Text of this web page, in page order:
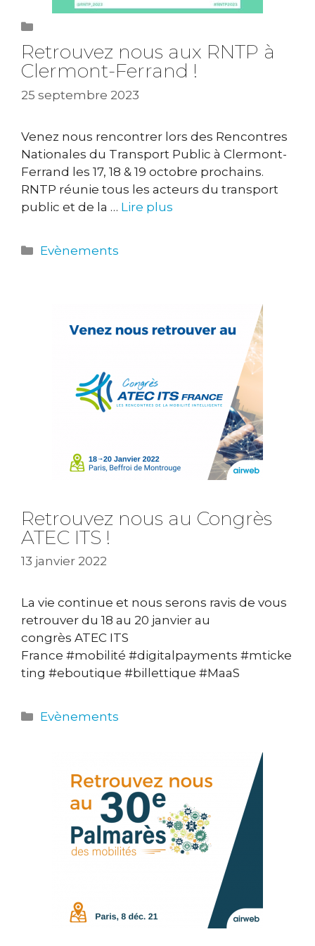
Retrouvez nous aux RNTP à
Clermont-Ferrand !
25 septembre 2023
Venez nous rencontrer lors des Rencontres
Nationales du Transport Public à Clermont-
Ferrand les 17, 18 & 19 octobre prochains.
RNTP réunie tous les acteurs du transport
public et de la … Lire plus
Catégories
Evènements
Retrouvez nous au Congrès
ATEC ITS !
13 janvier 2022
La vie continue et nous serons ravis de vous
retrouver du 18 au 20 janvier au
congrès ATEC ITS
France #mobilité #digitalpayments #mticke
ting #eboutique #billettique #MaaS
Catégories
Evènements